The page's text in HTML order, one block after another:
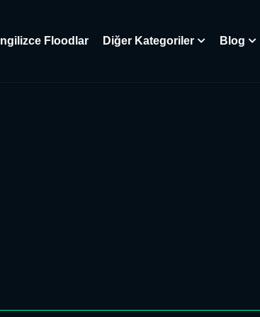
İngilizce Floodlar Diğer Kategoriler Blog